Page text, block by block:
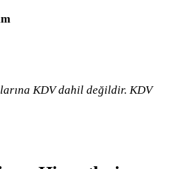
KDV dahil değildir. KDV